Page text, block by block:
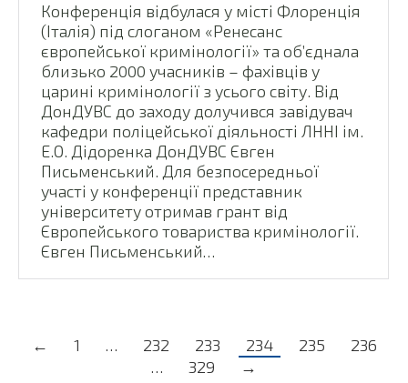
Конференція відбулася у місті Флоренція
(Італія) під слоганом «Ренесанс
європейської кримінології» та об’єднала
близько 2000 учасників – фахівців у
царині кримінології з усього світу. Від
ДонДУВС до заходу долучився завідувач
кафедри поліцейської діяльності ЛННІ ім.
Е.О. Дідоренка ДонДУВС Євген
Письменський. Для безпосередньої
участі у конференції представник
університету отримав грант від
Європейського товариства кримінології.
Євген Письменський…
← 1 … 232 233 234 235
236
…
329 →